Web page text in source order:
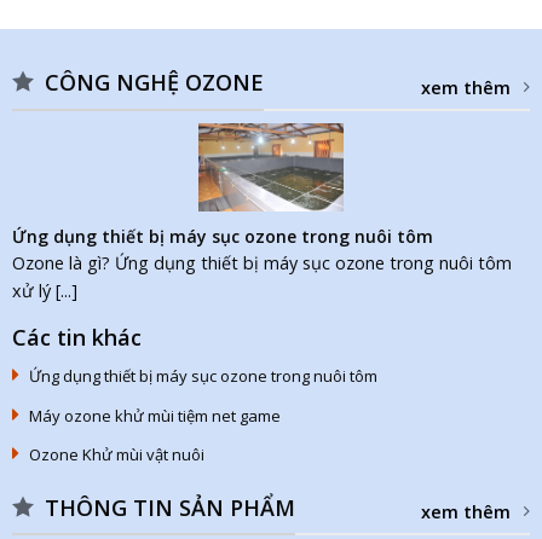
CÔNG NGHỆ OZONE xem thêm
Ứng dụng thiết bị máy sục ozone trong nuôi tôm
Ozone là gì? Ứng dụng thiết bị máy sục ozone trong nuôi tôm
xử lý [...]
Các tin khác
Ứng dụng thiết bị máy sục ozone trong nuôi tôm
Máy ozone khử mùi tiệm net game
Ozone Khử mùi vật nuôi
THÔNG TIN SẢN PHẨM xem thêm